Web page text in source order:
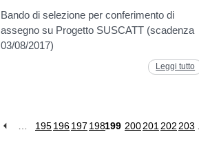
Bando di selezione per conferimento di
assegno su Progetto SUSCATT (scadenza
03/08/2017)
Leggi tutto
195196197 198199 200201 202 203